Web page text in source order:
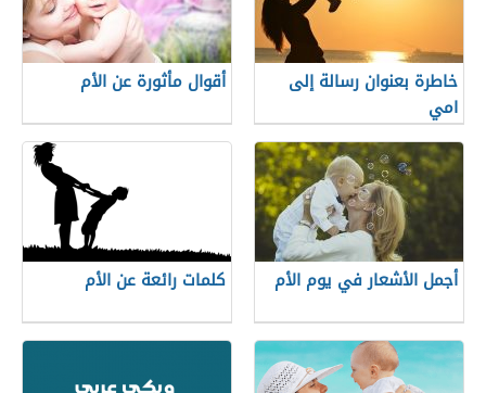
خاطرة بعنوان رسالة إلى
امي
أقوال مأثورة عن الأم
أجمل الأشعار في يوم الأم كلمات رائعة عن الأم